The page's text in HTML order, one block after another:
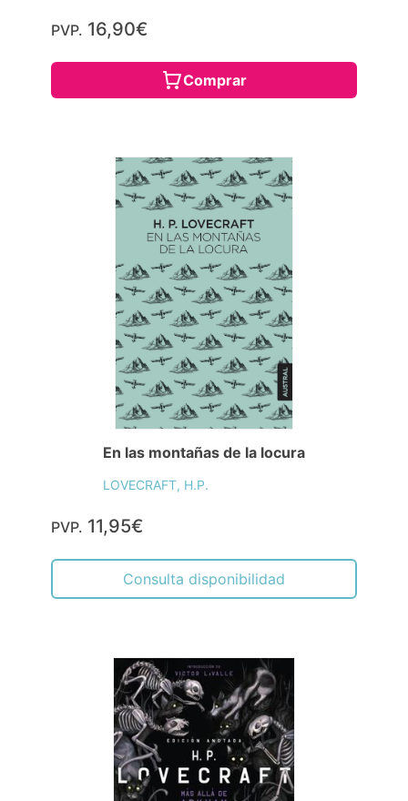
PVP. 16,90€
Comprar
En las montañas de la locura
LOVECRAFT, H.P.
PVP. 11,95€
Consulta disponibilidad